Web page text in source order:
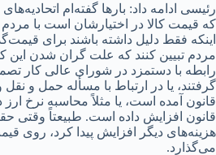
رئیسی ادامه داد: بارها گفته‌ام
که قیمت کالا در اختیارشان است با مردم
اینکه فقط دلیل داشته باشند برای
مردم تبیین کنند که علت گران شدن این
رابطه با دستمزد در شورای عالی کار
گرفتند، یا در ارتباط با مسأله حمل و نقل
قانون آمده است، یا مثلاً محاسبه نرخ
قانون افزایش داده است. طبیعتاً وقتی
هزینه‌های دیگر افزایش پیدا کرد، روی
می‌گذارد.